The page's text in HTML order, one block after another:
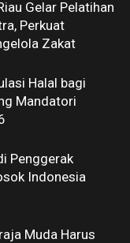
Gelar Pelatihan
Perkuat
Zakat
Halal bagi
Mandatori
Penggerak
Indonesia
Muda Harus